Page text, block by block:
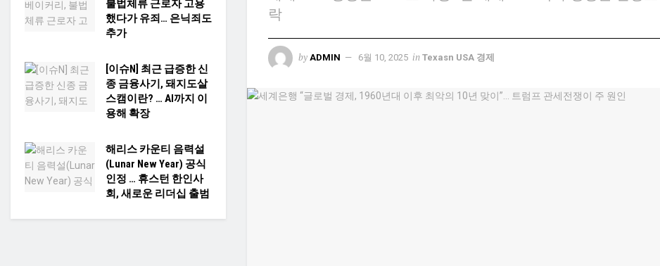
락
by ADMIN 6월 10, 2025 in Texasn USA 경제
불법체류 근로자 고용
했다가 유죄… 은닉죄도
추가
[이슈N] 최근 급증한 신
종 금융사기, 돼지도살
스캠이란? … AI까지 이
용해 확장
해리스 카운티 음력설
(Lunar New Year) 공식
인정 … 휴스턴 한인사
회, 새로운 리더십 출범